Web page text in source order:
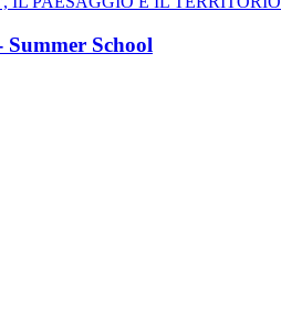
School